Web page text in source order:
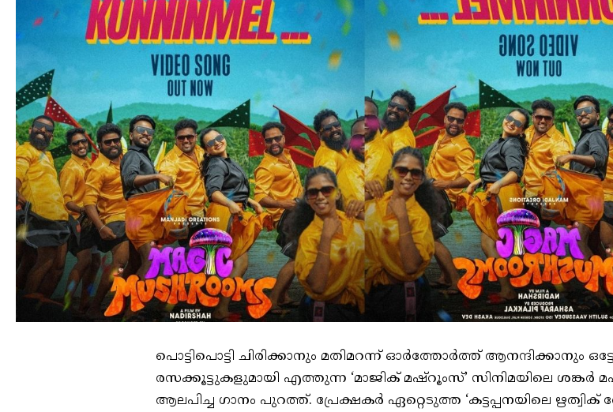
പൊട്ടിപൊട്ടി ചിരിക്കാനും മതിമറന്ന് ഓർത്തോർത്ത് ആനന്ദിക്കാനും
രസക്കൂട്ടുകളുമായി എത്തുന്ന ‘മാജിക് മഷ്റൂംസ്’ സിനിമയിലെ ശങ്കർ
ആലപിച്ച ഗാനം പുറത്ത്. പ്രേക്ഷകർ ഏറ്റെടുത്ത ‘കട്ടപ്പനയിലെ